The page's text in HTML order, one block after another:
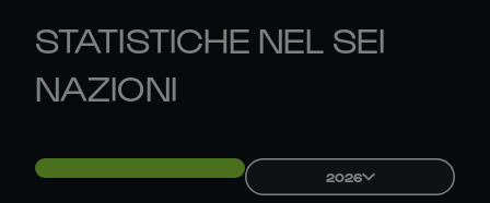
STATISTICHE NEL SEI
NAZIONI
2026